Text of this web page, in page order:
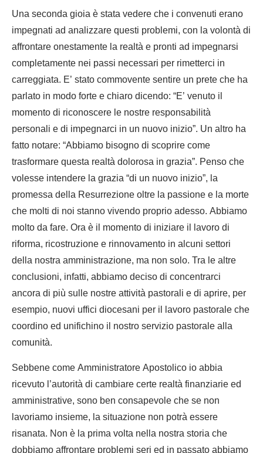
Una seconda gioia è stata vedere che i convenuti erano
impegnati ad analizzare questi problemi, con la volontà di
affrontare onestamente la realtà e pronti ad impegnarsi
completamente nei passi necessari per rimetterci in
carreggiata. E’ stato commovente sentire un prete che ha
parlato in modo forte e chiaro dicendo: “E’ venuto il
momento di riconoscere le nostre responsabilità
personali e di impegnarci in un nuovo inizio”. Un altro ha
fatto notare: “Abbiamo bisogno di scoprire come
trasformare questa realtà dolorosa in grazia”. Penso che
volesse intendere la grazia “di un nuovo inizio”, la
promessa della Resurrezione oltre la passione e la morte
che molti di noi stanno vivendo proprio adesso. Abbiamo
molto da fare. Ora è il momento di iniziare il lavoro di
riforma, ricostruzione e rinnovamento in alcuni settori
della nostra amministrazione, ma non solo. Tra le altre
conclusioni, infatti, abbiamo deciso di concentrarci
ancora di più sulle nostre attività pastorali e di aprire, per
esempio, nuovi uffici diocesani per il lavoro pastorale che
coordino ed unifichino il nostro servizio pastorale alla
comunità.
Sebbene come Amministratore Apostolico io abbia
ricevuto l’autorità di cambiare certe realtà finanziarie ed
amministrative, sono ben consapevole che se non
lavoriamo insieme, la situazione non potrà essere
risanata. Non è la prima volta nella nostra storia che